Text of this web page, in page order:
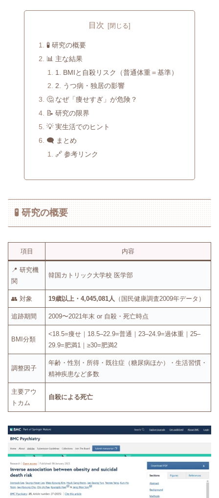
目次
🧪 研究の概要
📊 主な結果
1. BMIと自殺リスク（普通体重＝基準）
2. うつ病・独居の影響
🤔 なぜ「痩せすぎ」が危険？
📝 研究の限界
💡 実生活でのヒント
🗨️ まとめ
🔗 参考リンク
🧪 研究の概要
項目 内容
📍 研究機
関
韓国カトリック大学校 医学部
👥 対象 19歳以上・4,045,081人 （国民健康調査2009年データ）
追跡期間 2009〜2021年末 or 自殺・死亡時点
BMI分類
<18.5=痩せ｜18.5–22.9=普通｜23–24.9=過体重｜25–
29.9=肥満1｜≥30=肥満2
調整因子
年齢・性別・所得・既往症（糖尿病ほか）・生活習慣・
精神疾患など多数
主要アウ
トカム
自殺による死亡